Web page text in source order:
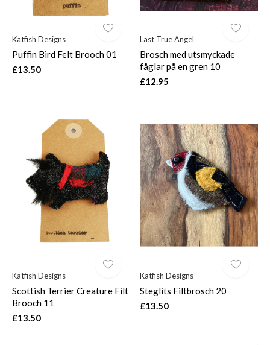
Katfish Designs
Puffin Bird Felt Brooch 01
£13.50
Last True Angel
Brosch med utsmyckade
fåglar på en gren 10
£12.95
Katfish Designs
Scottish Terrier Creature Filt
Brooch 11
£13.50
Katfish Designs
Steglits Filtbrosch 20
£13.50